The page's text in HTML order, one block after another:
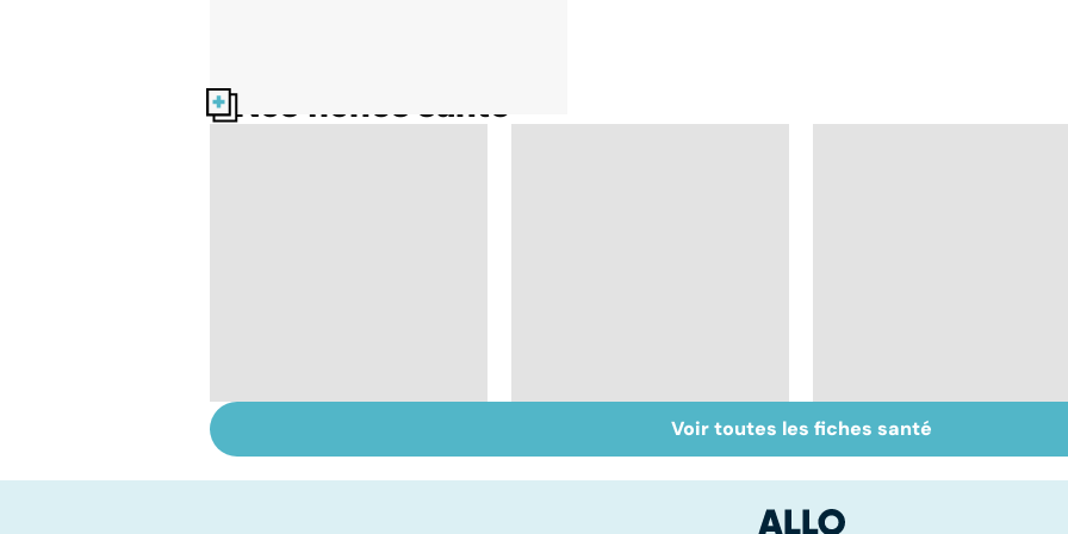
Nos fiches santé
jouissez-vous ?
ménopause
Gynéco : un suivi
pour la vie
Voir toutes les fiches santé